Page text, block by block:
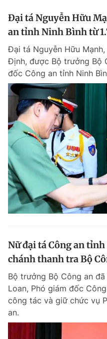
Chuyên mục khác
Chào ngày mới
Tin thị trường
Video
Sản phẩm khác
Tiện ích
Thông tin tòa soạn
Đọc Thanh Niên trên điện
Thông tin tài khoản
Đổi mật khẩu
Tin đã lưu
Tin đã xem
Đăng xuất
Đại tá Nguyễn Hữu
an tỉnh Ninh Bình từ
Đại tá Nguyễn Hữu
Định, được Bộ trưởng Bộ
đốc Công an tỉnh Ninh
Nữ đại tá Công an
chánh thanh tra Bộ
Bộ trưởng Bộ Công an
Loan, Phó giám đốc
công tác và giữ chức vụ
an.